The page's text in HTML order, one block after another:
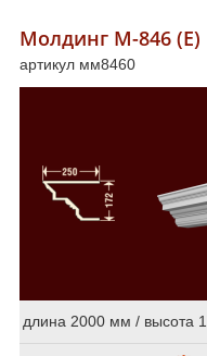
Молдинг М-846 (Е)
артикул мм8460
длина 2000 мм / высота